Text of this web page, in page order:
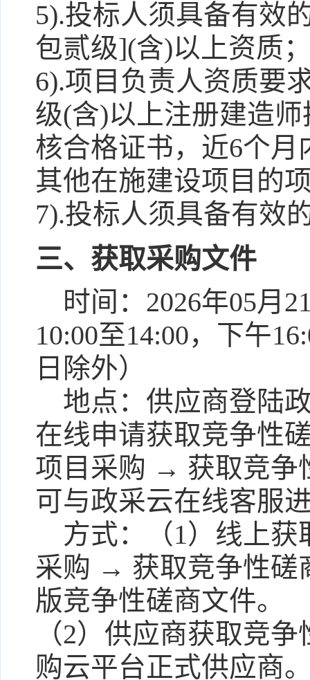
5).投标人须具备有效
包贰级](含)以上资质
6).项目负责人资质要
级(含)以上注册建造
核合格证书，近6个
其他在施建设项目的
7).投标人须具备有效
三、获取采购文件
时间： 2026年05月
10:00至14:00，下午
日除外）
地点： 供应商登陆
在线申请获取竞争性
项目采购 → 获取竞争
可与政采云在线客服
方式：
（1）线上
采购 → 获取竞争性磋
版竞争性磋商文件。
（2）供应商获取竞
购云平台正式供应商